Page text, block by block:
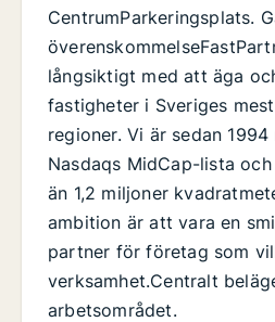
CentrumParkeringsplats.
långsiktigt med att äga
fastigheter i Sveriges
regioner. Vi är sedan
Nasdaqs MidCap-lista
än 1,2 miljoner
ambition är att vara en
partner för företag som
verksamhet.Centralt
arbetsområdet.